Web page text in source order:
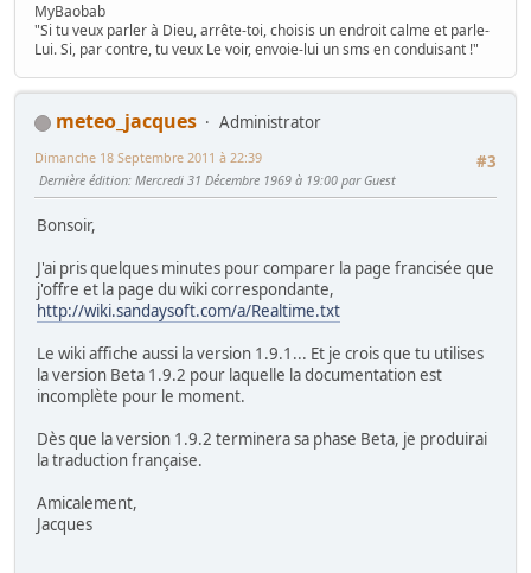
MyBaobab
"Si tu veux parler à Dieu, arrête-toi, choisis un endroit calme et parle-
Lui. Si, par contre, tu veux Le voir, envoie-lui un sms en conduisant !"
meteo_jacques
Administrator
#3
Dimanche 18 Septembre 2011 à 22:39
Dernière édition: Mercredi 31 Décembre 1969 à 19:00 par Guest
Bonsoir,
J'ai pris quelques minutes pour comparer la page francisée que
j'offre et la page du wiki correspondante,
http://wiki.sandaysoft.com/a/Realtime.txt
Le wiki affiche aussi la version 1.9.1... Et je crois que tu utilises
la version Beta 1.9.2 pour laquelle la documentation est
incomplète pour le moment.
Dès que la version 1.9.2 terminera sa phase Beta, je produirai
la traduction française.
Amicalement,
Jacques